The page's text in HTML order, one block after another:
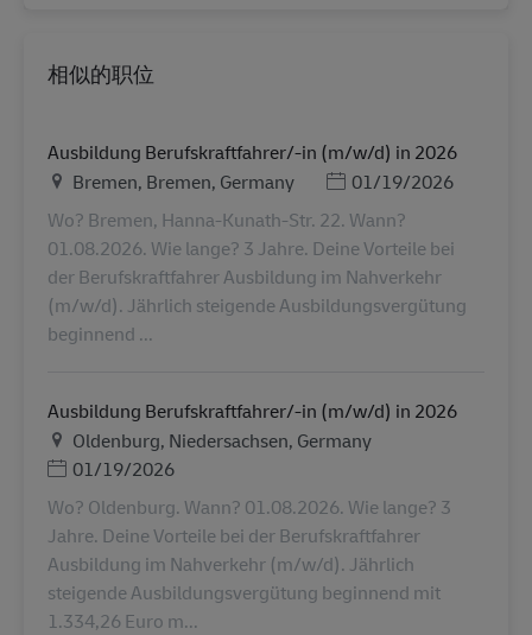
相似的职位
Ausbildung Berufskraftfahrer/-in (m/w/d) in 2026
地点Bremen, Bremen, Germany Posted Date
01/19/2026
Wo? Bremen, Hanna-Kunath-Str. 22. Wann?
01.08.2026. Wie lange? 3 Jahre. Deine Vorteile bei
der Berufskraftfahrer Ausbildung im Nahverkehr
(m/w/d). Jährlich steigende Ausbildungsvergütung
beginnend ...
Ausbildung Berufskraftfahrer/-in (m/w/d) in 2026
地点Oldenburg, Niedersachsen, Germany
Posted Date
01/19/2026
Wo? Oldenburg. Wann? 01.08.2026. Wie lange? 3
Jahre. Deine Vorteile bei der Berufskraftfahrer
Ausbildung im Nahverkehr (m/w/d). Jährlich
steigende Ausbildungsvergütung beginnend mit
1.334,26 Euro m...